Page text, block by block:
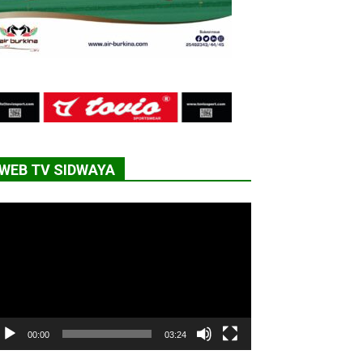
TV SIDWAYA
00:00 03:24